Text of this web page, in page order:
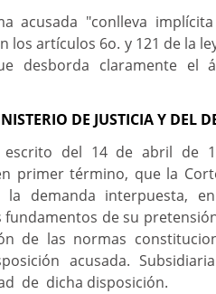
acusada "conlleva
los artículos 6o. y 121 de la
desborda claramente el
DE JUSTICIA Y DEL
escrito del 14 de abril de
primer término, que la
demanda interpuesta,
de su
de las normas
acusada.
de dicha disposición.